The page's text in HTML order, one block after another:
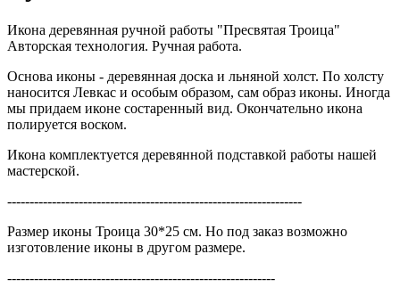
Икона деревянная ручной работы "Пресвятая Троица"
Авторская технология. Ручная работа.
Основа иконы - деревянная доска и льняной холст. По холсту
наносится Левкас и особым образом, сам образ иконы. Иногда
мы придаем иконе состаренный вид. Окончательно икона
полируется воском.
Икона комплектуется деревянной подставкой работы нашей
мастерской.
------------------------------------------------------------------
Размер иконы Троица 30*25 см. Но под заказ возможно
изготовление иконы в другом размере.
------------------------------------------------------------